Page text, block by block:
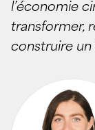
l’économie
transformer,
construire un